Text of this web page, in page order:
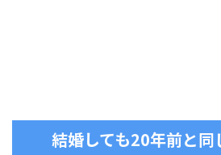
結婚しても20年前と同